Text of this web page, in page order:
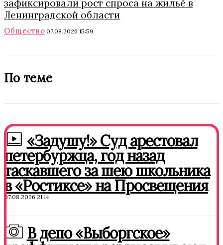
зафиксировали рост спроса на жильё в
Ленинградской области
Общество 07.08.2026 15:59
По теме
«Задушу!» Суд арестовал
петербуржца, год назад
таскавшего за шею школьника
в «Ростиксе» на Просвещения
07.08.2026 21:14
В депо «Выборгское»